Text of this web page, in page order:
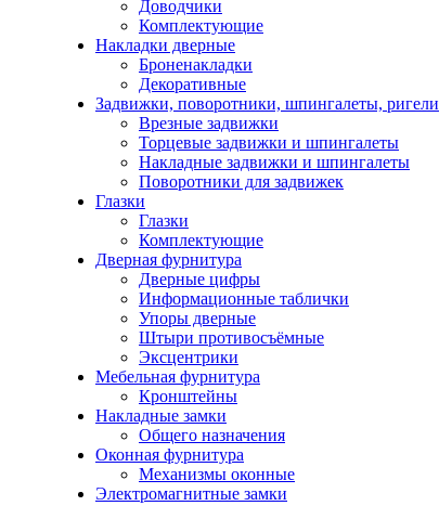
Доводчики
Комплектующие
Накладки дверные
Броненакладки
Декоративные
Задвижки, поворотники, шпингалеты, ригели
Врезные задвижки
Торцевые задвижки и шпингалеты
Накладные задвижки и шпингалеты
Поворотники для задвижек
Глазки
Глазки
Комплектующие
Дверная фурнитура
Дверные цифры
Информационные таблички
Упоры дверные
Штыри противосъёмные
Эксцентрики
Мебельная фурнитура
Кронштейны
Накладные замки
Общего назначения
Оконная фурнитура
Механизмы оконные
Электромагнитные замки